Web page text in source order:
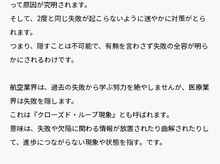
って原因が究明されます。
そして、2度と同じ失敗が起こらないように速やかに対策がとら
れます。
つまり、隠すことは不可能で、有無を言わさず失敗の全容が明ら
かにされるわけです。
航空業界は、過去の失敗から学ぶ努力を絶やしませんが、医療業
界は失敗を隠します。
これは『クローズド・ループ現象』とも呼ばれます。
意味は、失敗や欠陥に関わる情報が放置されたり曲解されたりし
て、進歩につながらない現象や状態を指す。です。